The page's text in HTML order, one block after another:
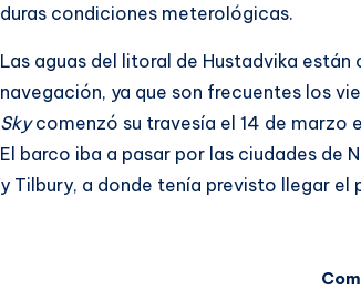
duras condiciones meterológicas.
Las aguas del litoral de Hustadvika
navegación, ya que son frecuentes los
Skycomenzó su travesía el 14 de marzo
El barco iba a pasar por las ciudades de
y Tilbury, a donde tenía previsto llegar el